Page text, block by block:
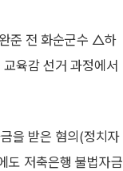
준 전 화순군수 △하
육감 선거 과정에서
을 받은 혐의(정치자
도 저축은행 불법자금